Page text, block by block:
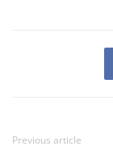
Previous article